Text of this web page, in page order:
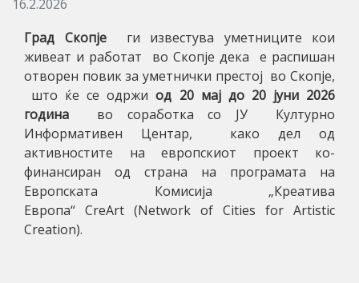
16.2.2026
Град Скопјеги известува уметниците кои
живеат и работат во Скопје дека е распишан
отворен повик за уметнички престој во Скопје,
што ќе се одржиод 20 мај до 20 јуни 2026
година
во соработка со ЈУ Културно
Информативен Центар, како дел од
активностите на европскиот проект ко-
финансиран од страна на програмата на
Европската Комисија „Креатива
Европа“ CreArt (Network of Cities for Artistic
Creation).